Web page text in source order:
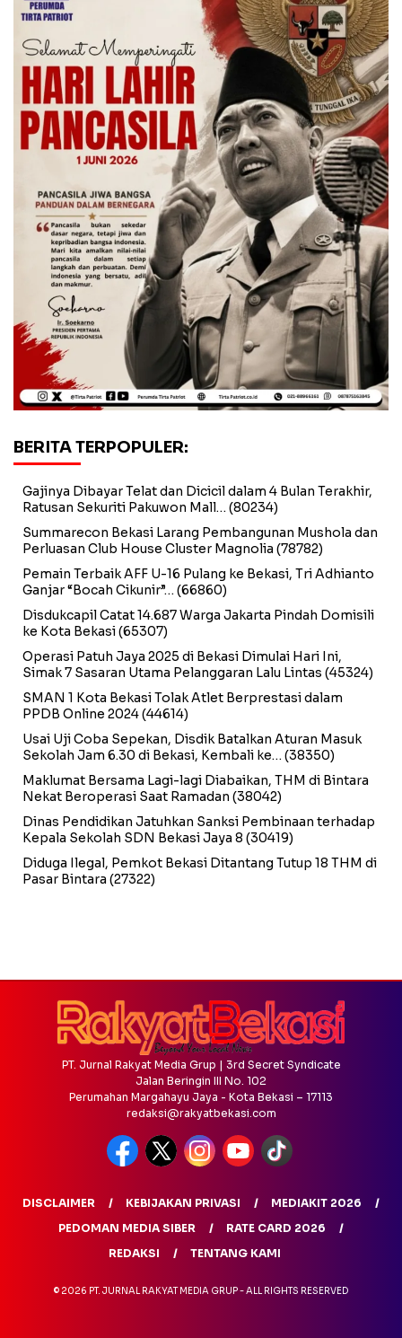
BERITA TERPOPULER:
Gajinya Dibayar Telat dan Dicicil dalam 4 Bulan Terakhir,
Ratusan Sekuriti Pakuwon Mall… (80234)
Summarecon Bekasi Larang Pembangunan Mushola dan
Perluasan Club House Cluster Magnolia (78782)
Pemain Terbaik AFF U-16 Pulang ke Bekasi, Tri Adhianto
Ganjar “Bocah Cikunir”… (66860)
Disdukcapil Catat 14.687 Warga Jakarta Pindah Domisili
ke Kota Bekasi(65307)
Operasi Patuh Jaya 2025 di Bekasi Dimulai Hari Ini,
Simak 7 Sasaran Utama Pelanggaran Lalu Lintas (45324)
SMAN 1 Kota Bekasi Tolak Atlet Berprestasi dalam
PPDB Online 2024(44614)
Usai Uji Coba Sepekan, Disdik Batalkan Aturan Masuk
Sekolah Jam 6.30 di Bekasi, Kembali ke… (38350)
Maklumat Bersama Lagi-lagi Diabaikan, THM di Bintara
Nekat Beroperasi Saat Ramadan (38042)
Dinas Pendidikan Jatuhkan Sanksi Pembinaan terhadap
Kepala Sekolah SDN Bekasi Jaya 8 (30419)
Diduga Ilegal, Pemkot Bekasi Ditantang Tutup 18 THM di
Pasar Bintara (27322)
PT. Jurnal Rakyat Media Grup | 3rd Secret Syndicate
Jalan Beringin III No. 102
Perumahan Margahayu Jaya - Kota Bekasi – 17113
redaksi@rakyatbekasi.com
DISCLAIMER KEBIJAKAN PRIVASI
MEDIAKIT 2026
PEDOMAN MEDIA SIBER
RATE CARD 2026
REDAKSI
TENTANG KAMI
© 2026 PT. JURNAL RAKYAT MEDIA GRUP - ALL RIGHTS RESERVED